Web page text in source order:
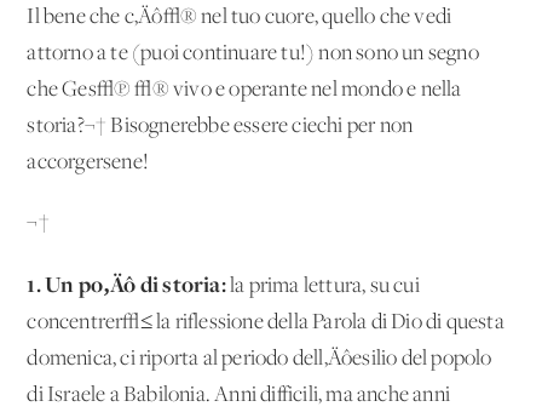
Il bene che c‚Äô√® nel tuo cuore, quello che vedi
attorno a te (puoi continuare tu!) non sono un segno
che Ges√π √® vivo e operante nel mondo e nella
storia?¬† Bisognerebbe essere ciechi per non
accorgersene!
¬†
1. Un po‚Äô di storia:la prima lettura, su cui
concentrer√≤ la riflessione della Parola di Dio di questa
domenica, ci riporta al periodo dell‚Äôesilio del popolo
di Israele a Babilonia. Anni difficili, ma anche anni